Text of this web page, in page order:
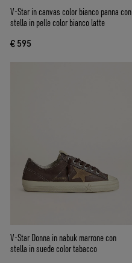
V-Star in canvas color bianco panna con
stella in pelle color bianco latte
€ 595
V-Star Donna in nabuk marrone con
stella in suede color tabacco